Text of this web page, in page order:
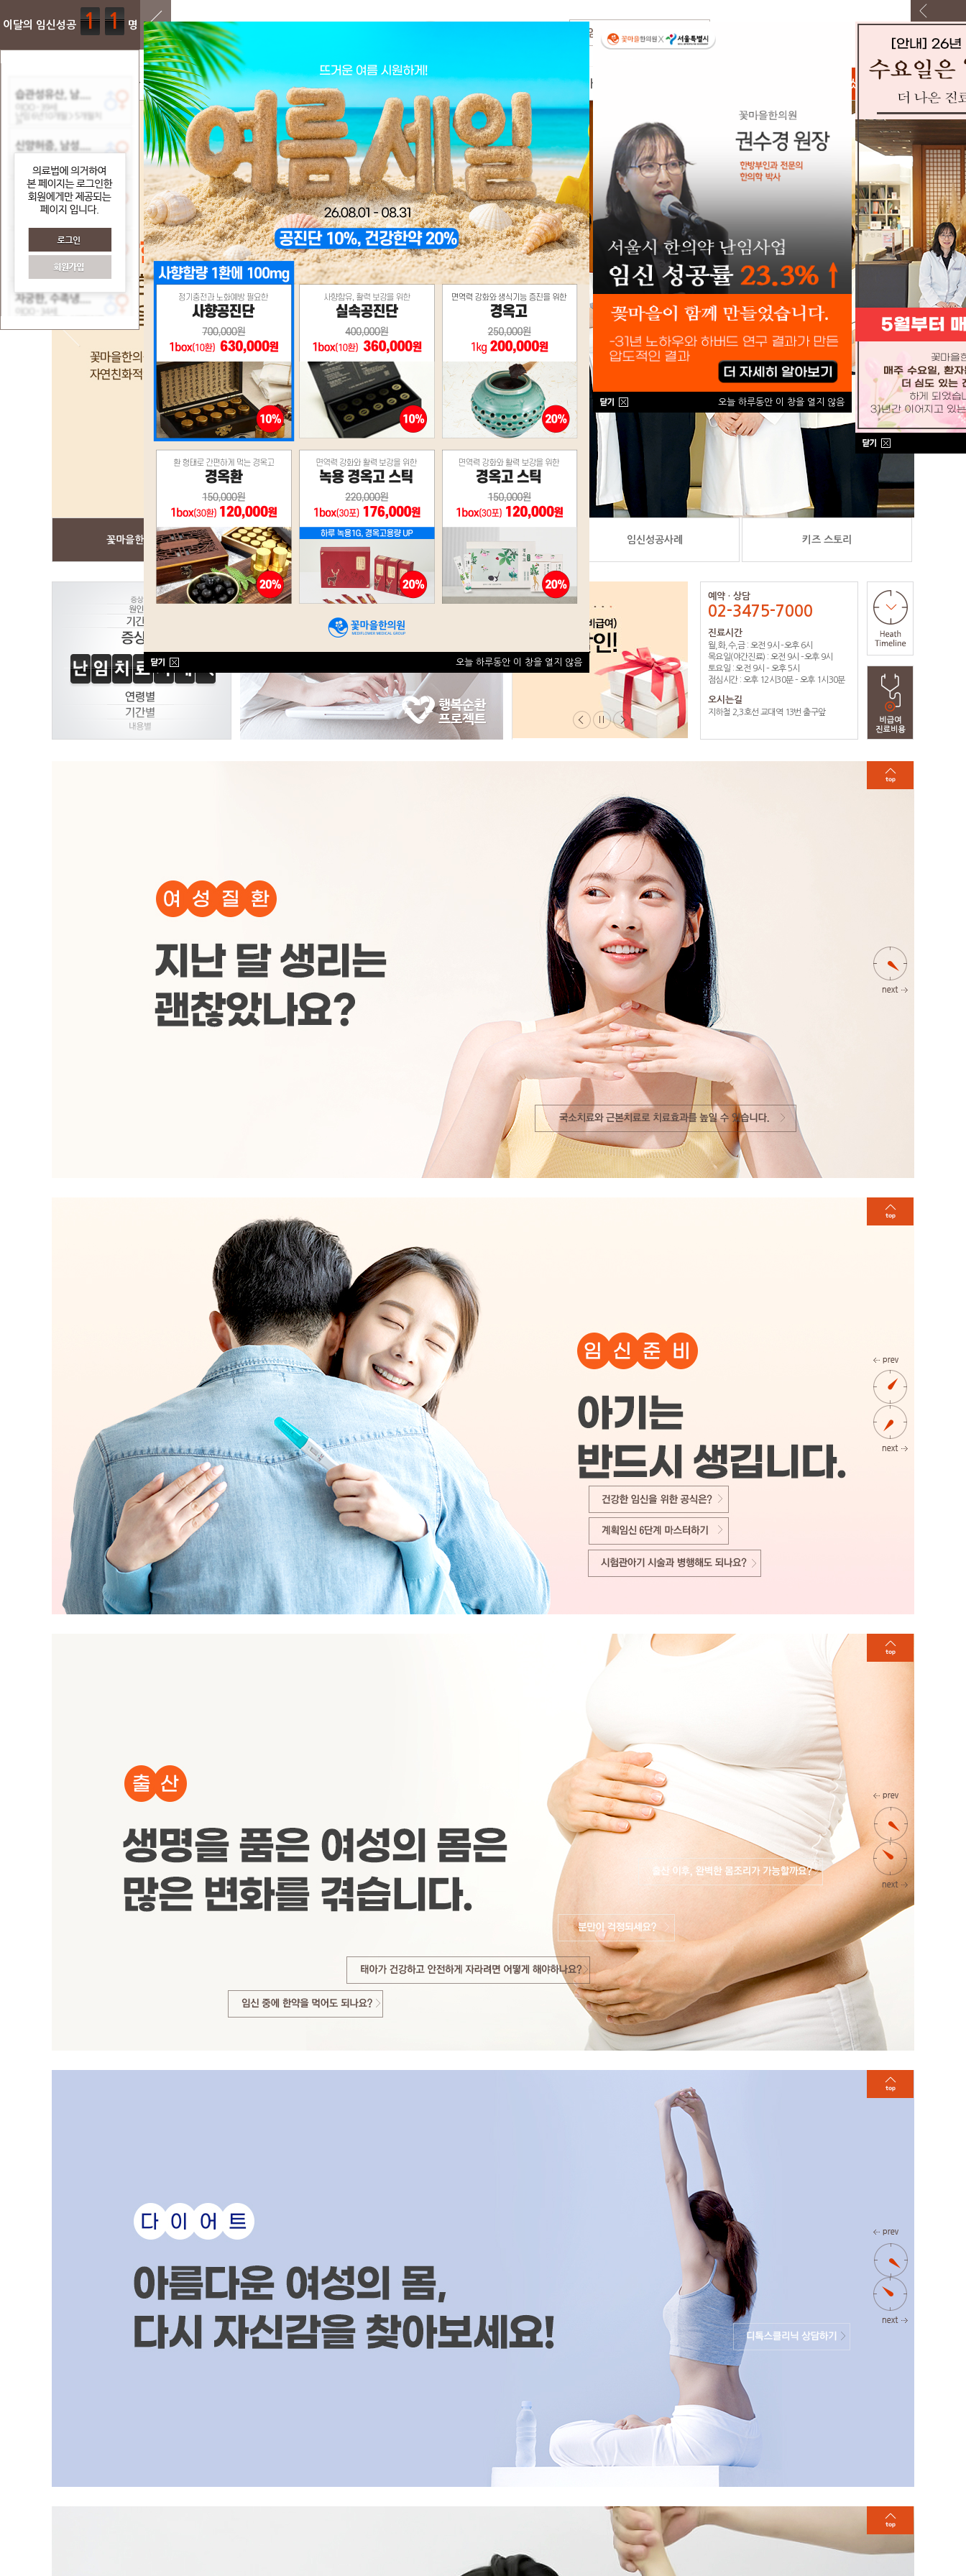
임신과 출산
꽃마을 임신공식
계획임신
임신중 관리
산후조리
유산후조리
여성질환
진료시스템
여성질환 클리닉
내과진료
진료시스템
디톡스 클리닉
소아·청소년 클리닉
보양·통증 클리닉
꽃마을 임신소식
임신성공 DATA&STORY
이달의 임신소식
임신성공후기
난임치료사례
꽃마을소개
의료진 소개
진료안내
연혁 및 활동
둘러보기
오시는길
꽃마을 소식
처음 오셨어요?
꽃마을한의원? 건강한약 이벤트 임신성공사례 키즈 스토리
예약 · 상담
02-3475-7000
진료시간
월,화,수,금 : 오전 9시 –오후 6시
목요일(야간진료) : 오전 9시 –오후 9시
토요일 : 오전 9시 – 오후 5시
점심시간 : 오후 12시30분 – 오후 1시30분
오시는길
지하철 2,3호선 교대역 13번 출구앞
오늘 하루동안 이 창을 열지 않음
오늘 하루동안 이 창을 열지 않음
이달의 임신성공 1 1 명